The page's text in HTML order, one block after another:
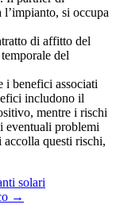
si occupa
di affitto del
del
i benefici associati
includono il
mentre i rischi
eventuali problemi
questi rischi,
solari
→